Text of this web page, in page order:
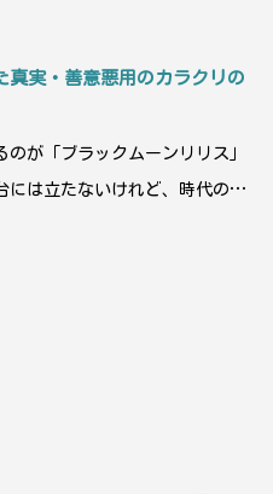
真実・善意悪用のカラクリの
が「ブラックムーンリリス」
には立たないけれど、時代の深